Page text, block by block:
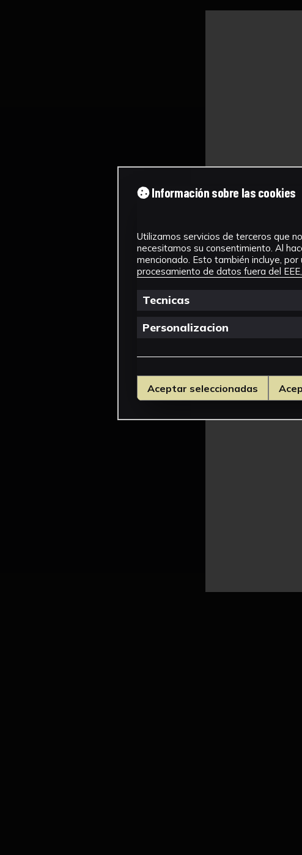
Información sobre las cookies
Utilizamos servicios de terceros que
necesitamos su consentimiento. Al
mencionado. Esto también incluye,
procesamiento de datos fuera del EEE,
Tecnicas
Personalizacion
Aceptar seleccionadas